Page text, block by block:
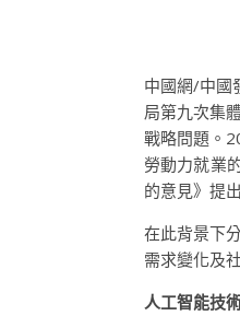
中國網/中國
局第九次集
戰略問題。
勞動力就業
的意見》提
在此背景下
需求變化及
人工智能技